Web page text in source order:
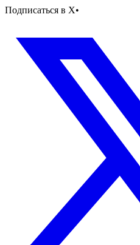
Подписаться в X•